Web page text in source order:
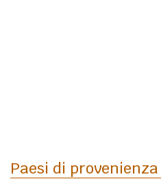
Paesi di provenienza